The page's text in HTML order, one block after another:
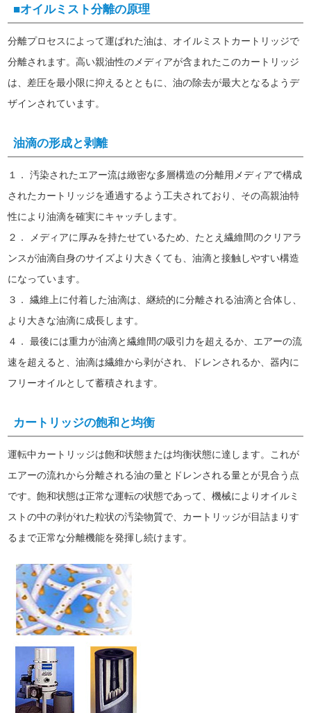
■オイルミスト分離の原理
分離プロセスによって運ばれた油は、オイルミストカートリッジで
分離されます。高い親油性のメディアが含まれたこのカートリッジ
は、差圧を最小限に抑えるとともに、油の除去が最大となるようデ
ザインされています。
油滴の形成と剥離
１． 汚染されたエアー流は緻密な多層構造の分離用メディアで構成
されたカートリッジを通過するよう工夫されており、その高親油特
性により油滴を確実にキャッチします。
２． メディアに厚みを持たせているため、たとえ繊維間のクリアラ
ンスが油滴自身のサイズより大きくても、油滴と接触しやすい構造
になっています。
３． 繊維上に付着した油滴は、継続的に分離される油滴と合体し、
より大きな油滴に成長します。
４． 最後には重力が油滴と繊維間の吸引力を超えるか、エアーの流
速を超えると、油滴は繊維から剥がされ、ドレンされるか、器内に
フリーオイルとして蓄積されます。
カートリッジの飽和と均衡
運転中カートリッジは飽和状態または均衡状態に達します。これが
エアーの流れから分離される油の量とドレンされる量とが見合う点
です。飽和状態は正常な運転の状態であって、機械によりオイルミ
ストの中の剥がれた粒状の汚染物質で、カートリッジが目詰まりす
るまで正常な分離機能を発揮し続けます。